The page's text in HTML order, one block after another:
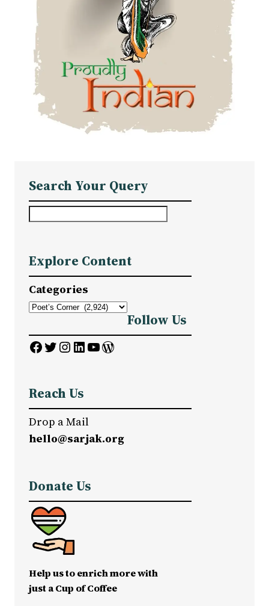
Search Your Query
r
c
h
Explore Content
Categories
Follow Us
Facebook Twitter InstagramLinkedIn YouTube WordPress
Reach Us
Drop a Mail
hello@sarjak.org
Donate Us
Help us to enrich more with
just a Cup of Coffee